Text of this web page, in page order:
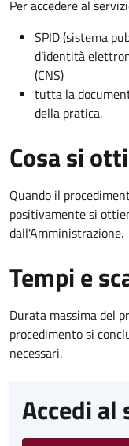
Per accedere al
SPID (sistema
d’identità
(CNS)
tutta la
della pratica.
Cosa si
Quando il
positivamente si
dall'Amministrazione.
Tempi e
Durata massima del
procedimento si
necessari.
Accedi al